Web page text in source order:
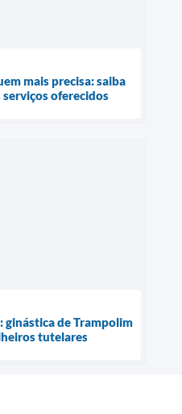
mais precisa: saiba
serviços oferecidos
ginástica de Trampolim
tutelares